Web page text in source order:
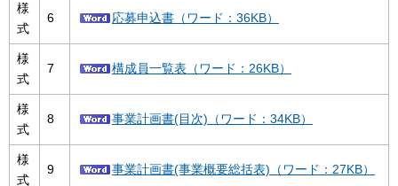
様
式
6 応募申込書（ワード：36KB）
様
式
7 構成員一覧表（ワード：26KB）
様
式
8 事業計画書(目次)（ワード：34KB）
様
式
9 事業計画書(事業概要総括表)（ワード：27KB）